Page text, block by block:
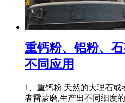
重钙粉、铝粉、
不同应用
1、重钙粉 天然的大理石
者雷蒙磨,生产出不同细度